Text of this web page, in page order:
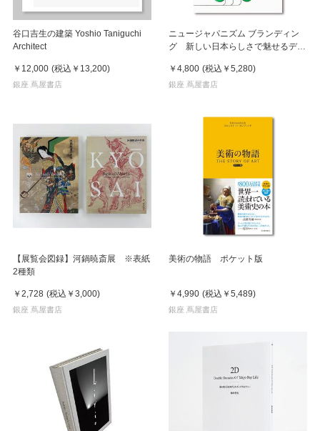
谷口吉生の建築 Yoshio Taniguchi
Architect
￥12,000 (税込 ￥13,200)
銀座 蔦屋書店
ニュージャパニズム ブランディン
グ 新しい日本らしさで魅せるデザ
￥4,800 (税込 ￥5,280)
銀座 蔦屋書店
【展覧会図録】河鍋暁斎展 ※表紙
2種類
￥2,728 (税込 ￥3,000)
銀座 蔦屋書店
美術の物語 ポケット版
￥4,990 (税込 ￥5,489)
銀座 蔦屋書店